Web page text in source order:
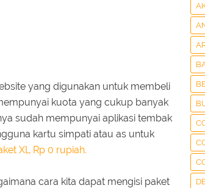
yang digunakan untuk membeli
kuota yang cukup banyak
sudah mempunyai aplikasi tembak
kartu simpati atau as untuk
XL Rp 0 rupiah.
cara kita dapat mengisi paket